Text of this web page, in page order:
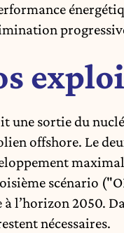
une sortie du
offshore. Le
scénario
l’horizon 2050.
nécessaires.